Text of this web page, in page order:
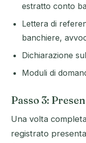
estratto conto
Lettera di
banchiere,
Dichiarazione
Moduli di
Passo 3:
Una volta
registrato